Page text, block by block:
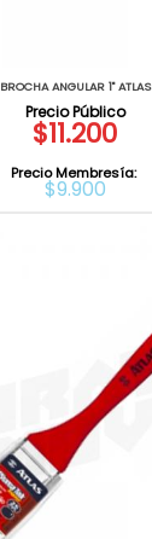
BROCHA ANGULAR 1" ATLAS
$11.200
Precio Membresía:
$9.900